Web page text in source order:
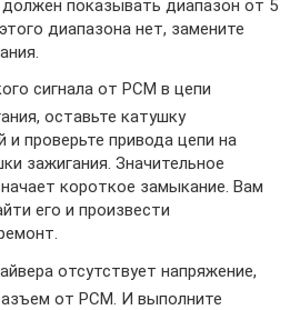
показывать диапазон от 5
диапазона нет, замените
сигнала от PCM в цепи
оставьте катушку
и проверьте привода цепи на
зажигания. Значительное
короткое замыкание. Вам
его и произвести
отсутствует напряжение,
от PCM. И выполните